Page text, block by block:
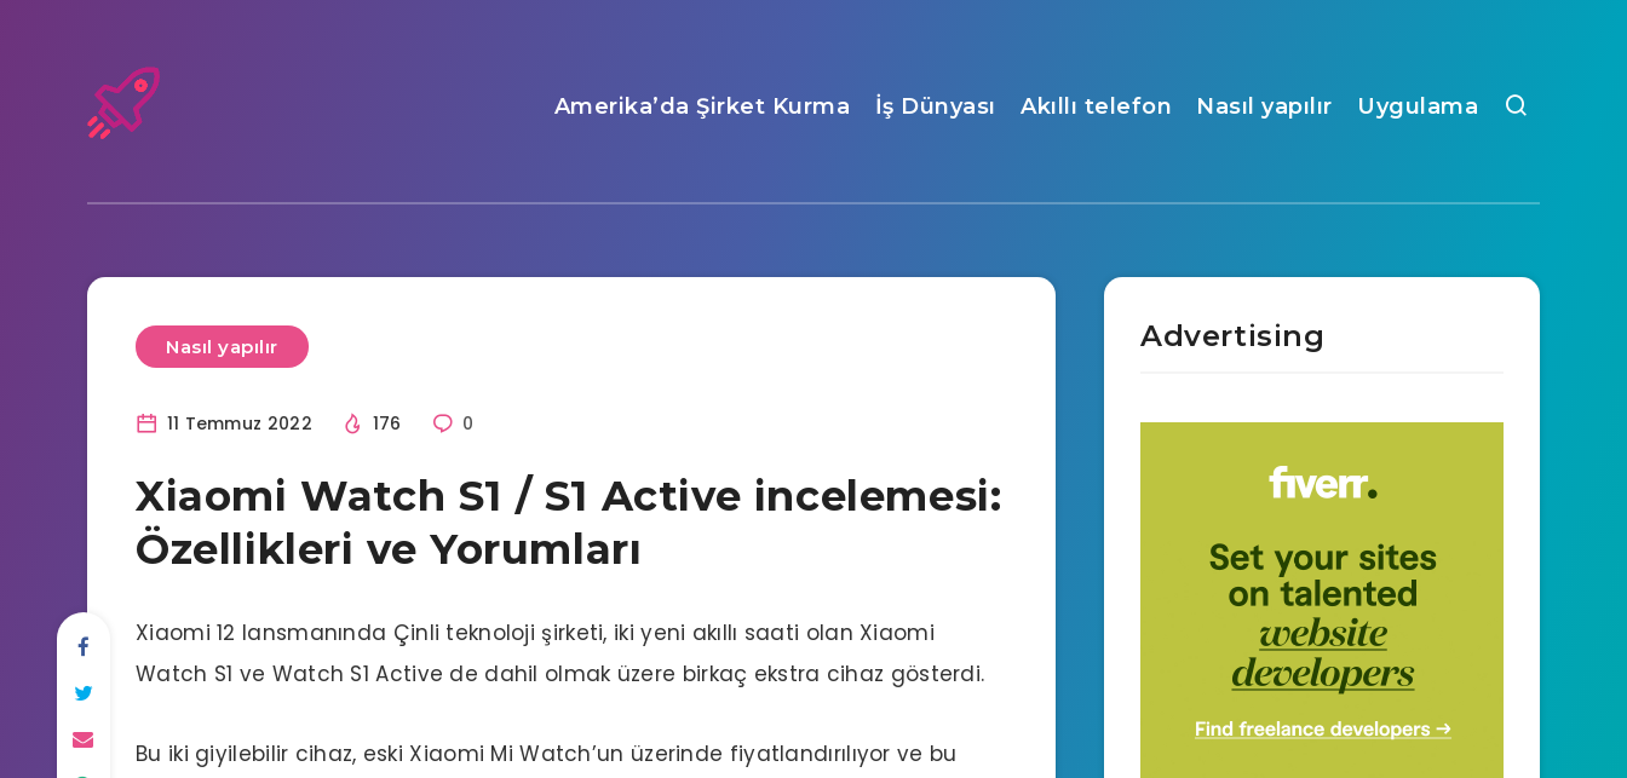
Amerika’da Şirket Kurma İş Dünyası Akıllı telefon Nasıl yapılır Uygulama
Nasıl yapılır
11 Temmuz 2022 176 0
Xiaomi Watch S1 / S1 Active incelemesi:
Özellikleri ve Yorumları
Xiaomi 12 lansmanında Çinli teknoloji şirketi, iki yeni akıllı saati olan Xiaomi
Watch S1 ve Watch S1 Active de dahil olmak üzere birkaç ekstra cihaz gösterdi.
Bu iki giyilebilir cihaz, eski Xiaomi Mi Watch’un üzerinde fiyatlandırılıyor ve bu
Advertising